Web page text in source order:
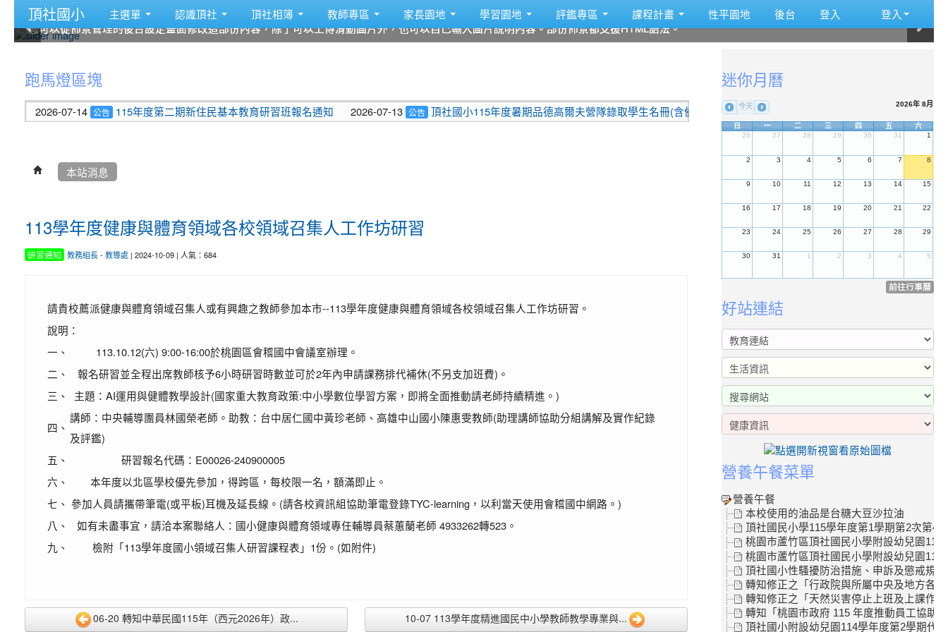
頂社國小 主選單 認識頂社 頂社相簿 教師專區 家長園地 學習園地 評鑑專區 課程計畫 性平園地 後台 登入
登入
您可以從佈景管理的後台設定畫面修改這部份內容，除了可以上傳滑動圖片外，也可以自己輸入圖片說明內容。部份佈景都支援HTML語法。
您可以從佈景管理的後台設定畫面修改這部份內容，除了可以上傳滑動圖片外，也可以自己輸入圖片說明內容。部份佈景都支援HTML語法。
您可以從佈景管理的後台設定畫面修改這部份內容，除了可以上傳滑動圖片外，也可以自己輸入圖片說明內容。部份佈景都支援HTML語法。
您可以從佈景管理的後台設定畫面修改這部份內容，除了可以上傳滑動圖片外，也可以自己輸入圖片說明內容。部份佈景都支援HTML語法。
您可以從佈景管理的後台設定畫面修改這部份內容，除了可以上傳滑動圖片外，也可以自己輸入圖片說明內容。部份佈景都支援HTML語法。
您可以從佈景管理的後台設定畫面修改這部份內容，除了可以上傳滑動圖片外，也可以自己輸入圖片說明內容。部份佈景都支援HTML語法。
跑馬燈區塊
2026-07-14 公告 115年度第二期新住民基本教育研習班報名通知 2026-07-13 公告 頂社國小115年度暑期品德高爾夫營隊錄取學生名冊(含備取名冊) 2026-07-10 重要公告:本校115學年度代理教
本站消息
113學年度健康與體育領域各校領域召集人工作坊研習
研習通知 教務組長- 教導處 | 2024-10-09 | 人氣：684
請貴校薦派健康與體育領域召集人或有興趣之教師參加本市--113學年度健康與體育領域各校領域召集人工作坊研習。
說明：
一、
113.10.12(六) 9:00-16:00於桃園區會稽國中會議室辦理。
二、
報名研習並全程出席教師核予6小時研習時數並可於2年內申請課務排代補休(不另支加班費)。
三、
主題：AI運用與健體教學設計(國家重大教育政策:中小學數位學習方案，即將全面推動請老師持續精進。)
四、
講師：中央輔導團員林國榮老師。助教：台中居仁國中黃珍老師、高雄中山國小陳惠雯教師(助理講師協助分組講解及實作紀錄
及評鑑)
五、
研習報名代碼：E00026-240900005
六、
本年度以北區學校優先參加，得跨區，每校限一名，額滿即止。
七、 參加人員請攜帶筆電(或平板)耳機及延長線。(請各校資訊組協助筆電登錄TYC-learning，以利當天使用會稽國中網路。)
八、
如有未盡事宜，請洽本案聯絡人：國小健康與體育領域專任輔導員蔡蕙蘭老師 4933262轉523。
九、
檢附「113學年度國小領域召集人研習課程表」1份。(如附件)
06-20 轉知中華民國115年（西元2026年）政... 10-07 113學年度精進國民中小學教師教學專業與...
迷你月曆
今天 2026年 8月
日 一 二 三 四 五
六
26
27 28 29 30 31 1
2 3 4 5 6 7 8
9 10 11 12 13 14 15
16 17 18 19 20 21 22
23 24 25 26 27 28 29
30 31 1 2 3 4 5
前往行事曆
好站連結
營養午餐菜單
營養午餐
本校使用的油品是台糖大豆沙拉油
頂社國民小學115學年度第1學期第2次第4
桃園市蘆竹區頂社國民小學附設幼兒園
桃園市蘆竹區頂社國民小學附設幼兒園
頂社國小性騷擾防治措施、申訴及懲戒規
轉知修正之「行政院與所屬中央及地方各
轉知修正之「天然災害停止上班及上課作
轉知「桃園市政府 115 年度推動員工協助
頂社國小附設幼兒園114學年度第2學期代